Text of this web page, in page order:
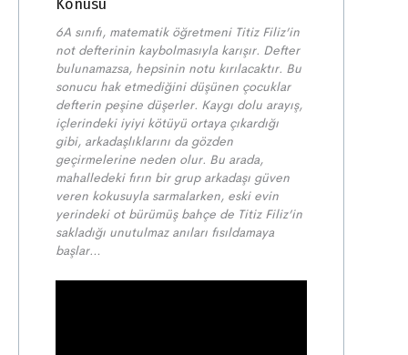
Konusu
6A sınıfı, matematik öğretmeni Titiz Filiz’in
not defterinin kaybolmasıyla karışır. Defter
bulunamazsa, hepsinin notu kırılacaktır. Bu
sonucu hak etmediğini düşünen çocuklar
defterin peşine düşerler. Kaygı dolu arayış,
içlerindeki iyiyi kötüyü ortaya çıkardığı
gibi, arkadaşlıklarını da gözden
geçirmelerine neden olur. Bu arada,
mahalledeki fırın bir grup arkadaşı güven
veren kokusuyla sarmalarken, eski evin
yerindeki ot bürümüş bahçe de Titiz Filiz’in
sakladığı unutulmaz anıları fısıldamaya
başlar…